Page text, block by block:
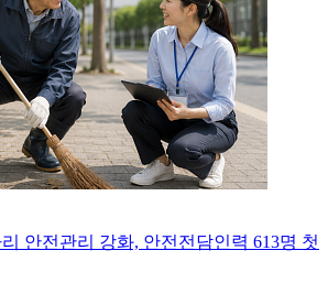
안전관리 강화, 안전전담인력 613명 첫